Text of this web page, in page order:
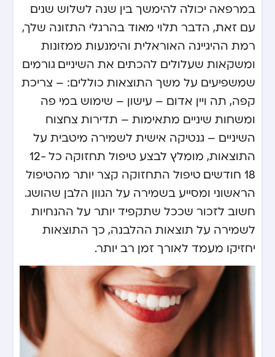
במרפאה יכולה להימשך בין שנה לשלוש שנים.
עם זאת, הדבר תלוי מאוד בהרגלי התזונה שלך,
רמת ההיגיינה האוראלית והימנעות ממזונות
ומשקאות שעלולים להכתים את השיניים. גורמים
שמשפיעים על משך התוצאות כוללים: – צריכת
קפה, תה ויין אדום – עישון – שימוש במי פה
ומשחות שיניים מתאימות – תדירות צחצוח
השיניים – גנטיקה אישית לשמירה מיטבית על
התוצאות, מומלץ לבצע טיפול תחזוקה כל 12-
18 חודשים. טיפול התחזוקה קצר יותר מהטיפול
הראשוני ומסייע בשמירה על הגוון הלבן שהושג.
חשוב לזכור שככל שתקפיד יותר על ההנחיות
לשמירה על תוצאות ההלבנה, כך התוצאות
יחזיקו מעמד לאורך זמן רב יותר.